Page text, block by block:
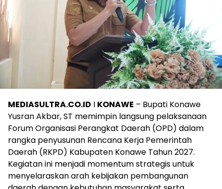
MEDIASULTRA.CO.ID I KONAWE – Bupati Konawe
Yusran Akbar, ST memimpin langsung pelaksanaan
Forum Organisasi Perangkat Daerah (OPD) dalam
rangka penyusunan Rencana Kerja Pemerintah
Daerah (RKPD) Kabupaten Konawe Tahun 2027.
Kegiatan ini menjadi momentum strategis untuk
menyelaraskan arah kebijakan pembangunan